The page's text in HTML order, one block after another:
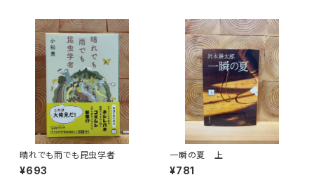
晴れでも雨でも昆虫学者
¥693
一瞬の夏 上
¥781